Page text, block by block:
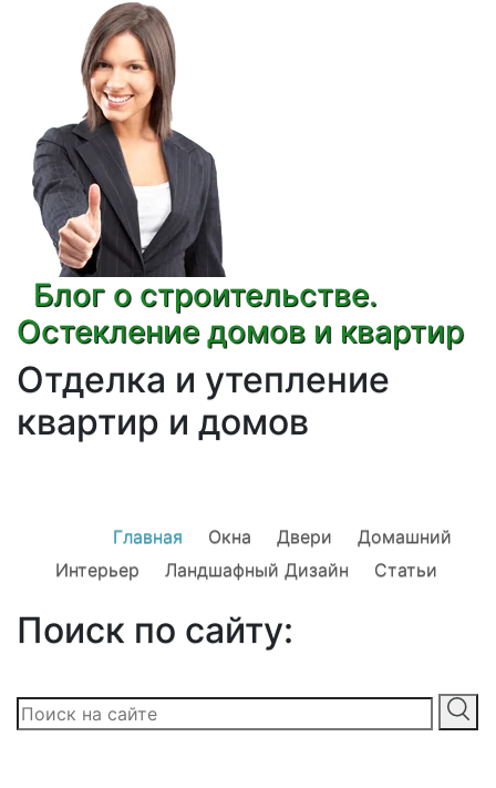
Блог о строительстве.
Остекление домов и квартир
Отделка и утепление
квартир и домов
Главная Окна Двери
Домашний
Интерьер
Ландшафный Дизайн Статьи
Поиск по сайту: